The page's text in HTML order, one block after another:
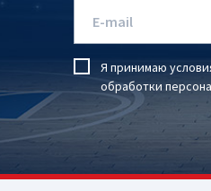
Я принимаю
обработки